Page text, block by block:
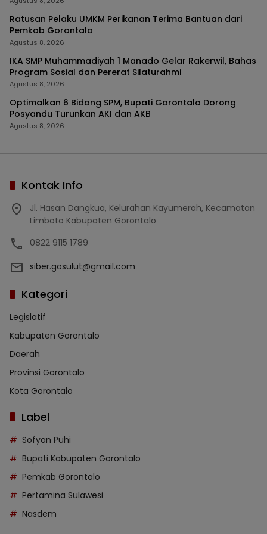
Ratusan Pelaku UMKM Perikanan Terima Bantuan dari
Pemkab Gorontalo
Agustus 8, 2026
IKA SMP Muhammadiyah 1 Manado Gelar Rakerwil, Bahas
Program Sosial dan Pererat Silaturahmi
Agustus 8, 2026
Optimalkan 6 Bidang SPM, Bupati Gorontalo Dorong
Posyandu Turunkan AKI dan AKB
Agustus 8, 2026
Kontak Info
Jl. Hasan Dangkua, Kelurahan Kayumerah, Kecamatan
Limboto Kabupaten Gorontalo
0822 9115 1789
siber.gosulut@gmail.com
Kategori
Legislatif
Kabupaten Gorontalo
Daerah
Provinsi Gorontalo
Kota Gorontalo
Label
Sofyan Puhi
Bupati Kabupaten Gorontalo
Pemkab Gorontalo
Pertamina Sulawesi
Nasdem